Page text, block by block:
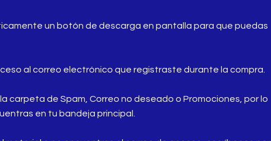
un botón de descarga en pantalla para que puedas
al correo electrónico que registraste durante la compra.
carpeta de Spam, Correo no deseado o Promociones, por lo
en tu bandeja principal.